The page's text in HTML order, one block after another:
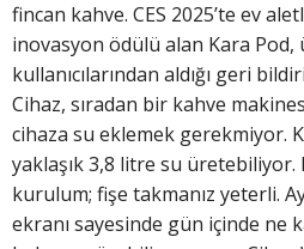
fincan kahve. CES 2025’te ev
inovasyon ödülü alan Kara Pod,
kullanıcılarından aldığı geri
Cihaz, sıradan bir kahve
cihaza su eklemek gerekmiyor.
yaklaşık 3,8 litre su
kurulum; fişe takmanız yeterli.
ekranı sayesinde gün içinde ne